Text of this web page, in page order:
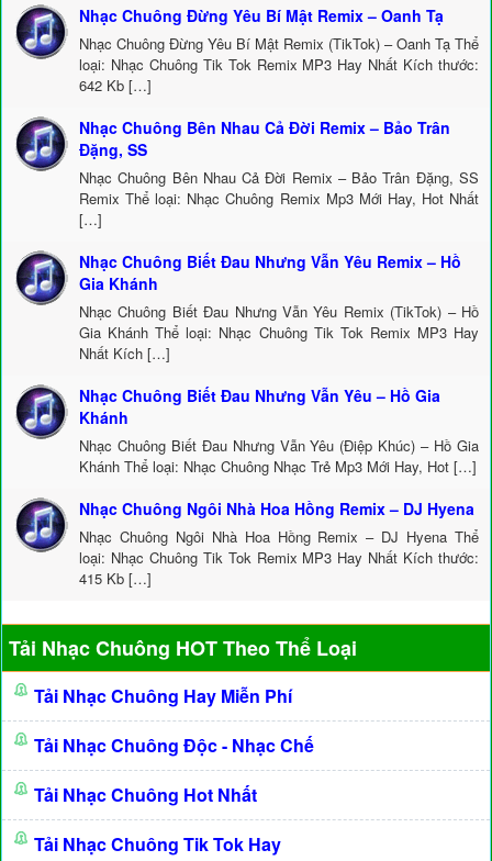
Nhạc Chuông Đừng Yêu Bí Mật Remix – Oanh Tạ
Nhạc Chuông Đừng Yêu Bí Mật Remix (TikTok) – Oanh Tạ Thể
loại: Nhạc Chuông Tik Tok Remix MP3 Hay Nhất Kích thước:
642 Kb […]
Nhạc Chuông Bên Nhau Cả Đời Remix – Bảo Trân
Đặng, SS
Nhạc Chuông Bên Nhau Cả Đời Remix – Bảo Trân Đặng, SS
Remix Thể loại: Nhạc Chuông Remix Mp3 Mới Hay, Hot Nhất
[…]
Nhạc Chuông Biết Đau Nhưng Vẫn Yêu Remix – Hồ
Gia Khánh
Nhạc Chuông Biết Đau Nhưng Vẫn Yêu Remix (TikTok) – Hồ
Gia Khánh Thể loại: Nhạc Chuông Tik Tok Remix MP3 Hay
Nhất Kích […]
Nhạc Chuông Biết Đau Nhưng Vẫn Yêu – Hồ Gia
Khánh
Nhạc Chuông Biết Đau Nhưng Vẫn Yêu (Điệp Khúc) – Hồ Gia
Khánh Thể loại: Nhạc Chuông Nhạc Trẻ Mp3 Mới Hay, Hot […]
Nhạc Chuông Ngôi Nhà Hoa Hồng Remix – DJ Hyena
Nhạc Chuông Ngôi Nhà Hoa Hồng Remix – DJ Hyena Thể
loại: Nhạc Chuông Tik Tok Remix MP3 Hay Nhất Kích thước:
415 Kb […]
Tải Nhạc Chuông HOT Theo Thể Loại
Tải Nhạc Chuông Hay Miễn Phí
Tải Nhạc Chuông Độc - Nhạc Chế
Tải Nhạc Chuông Hot Nhất
Tải Nhạc Chuông Tik Tok Hay